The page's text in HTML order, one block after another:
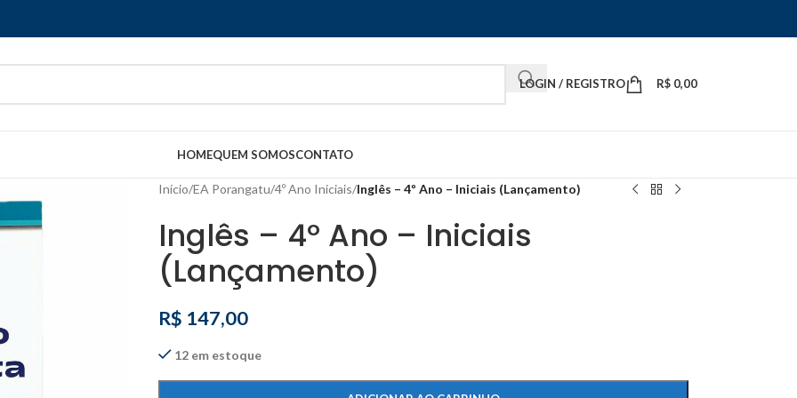
LOGIN / REGISTRO R$ 0,00
HOMEQUEM SOMOSCONTATO
Início/EA Porangatu/4º Ano Iniciais/Inglês – 4º Ano – Iniciais (Lançamento)
Inglês – 4º Ano – Iniciais
(Lançamento)
R$ 147,00
12 em estoque